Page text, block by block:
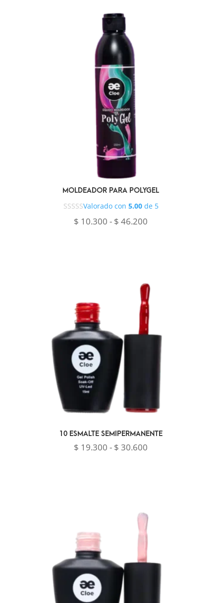
MOLDEADOR PARA POLYGEL
Valorado con 5.00de 5
$ 10.300 - $ 46.200
hasta
$ 46.200
10 ESMALTE SEMIPERMANENTE
$ 19.300 - $ 30.600
$ 30.600